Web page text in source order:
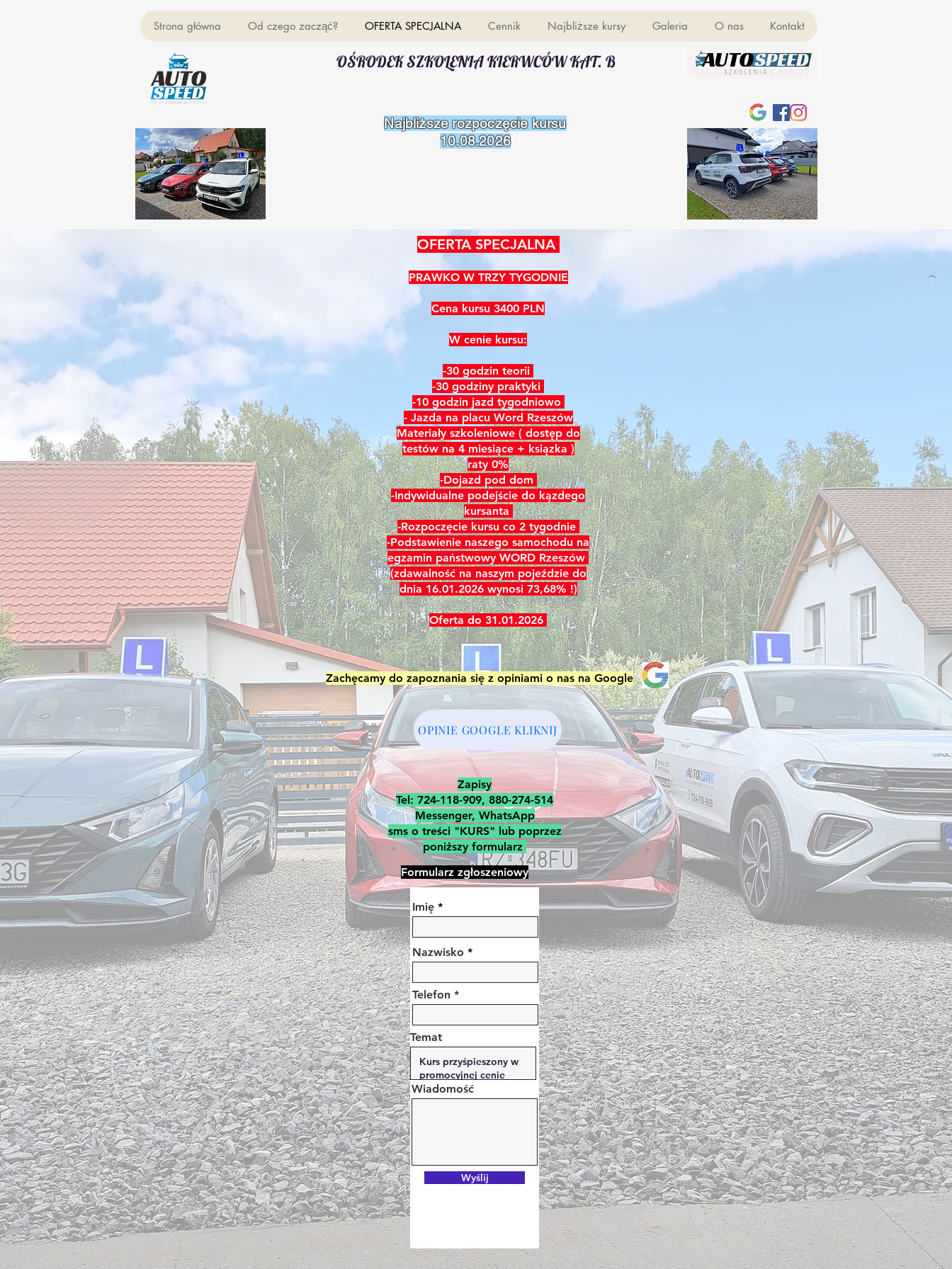
Strona główna Od czego zacząć? OFERTA SPECJALNA Cennik Najbliższe kursy Galeria O nas Kontakt
OŚRODEK SZKOLENIA KIERWCÓW KAT. B
Najbliższe rozpoczęcie kursu
10.08.2026
OFERTA SPECJALNA
PRAWKO W TRZY TYGODNIE
Cena kursu 3400 PLN
W cenie kursu:
-30 godzin teorii
-30 godziny praktyki
-10 godzin jazd tygodniowo
- Jazda na placu Word Rzeszów
Materiały szkoleniowe ( dostęp do
testów na 4 miesiące + ksiązka )
raty 0%
-Dojazd pod dom
-Indywidualne podejście do kązdego
kursanta
-Rozpoczęcie kursu co 2 tygodnie
-Podstawienie naszego samochodu na
egzamin państwowy WORD Rzeszów
(zdawalność na naszym pojeździe do
dnia 16.01.2026 wynosi 73,68% !)
Oferta do 31.01.2026
Zachęcamy do zapoznania się z opiniami o nas na Google
OPINIE GOOGLE KLIKNIJ
Zapisy
Tel: 724-118-909, 880-274-514
Messenger, WhatsApp
sms o treści "KURS" lub poprzez
poniższy formularz
Formularz zgłoszeniowy
Imię
Nazwisko
Telefon *
Temat
Wiadomość
Wyślij